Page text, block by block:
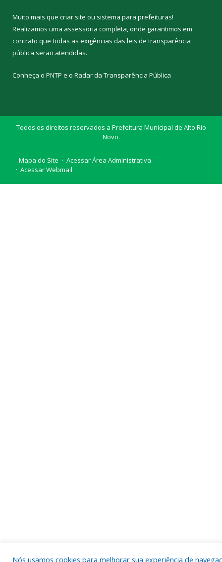
Muito mais que criar site ou sistema para prefeituras!
Realizamos uma assessoria completa, onde garantimos em
contrato que todas as exigências das leis de transparência
pública serão atendidas.
Conheça o PNTP e o Radar da Transparência Pública
Todos os direitos reservados a Prefeitura Municipal de Alto Rio
Novo.
Mapa do Site
Acessar Área Administrativa
Acessar Webmail
Nós usamos cookies para melhorar sua experiência de